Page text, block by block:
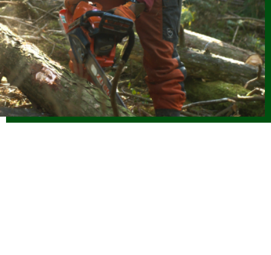
(6/8改正)令和８年度 林業新規就業者確保促進支援事業実施
要領
2026.06.04 お知らせ
令和8年度 海外調査・研修支援事業に係る指定研修等を決定
しました